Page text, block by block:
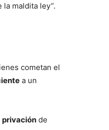
maldita ley”.
cometan el
a un
privación de